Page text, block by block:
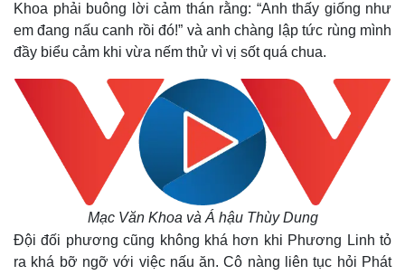
Khoa phải buông lời cảm thán rằng: “Anh thấy giống như
em đang nấu canh rồi đó!” và anh chàng lập tức rùng mình
đầy biểu cảm khi vừa nếm thử vì vị sốt quá chua.
Mạc Văn Khoa và Á hậu Thùy Dung
Đội đối phương cũng không khá hơn khi Phương Linh tỏ
ra khá bỡ ngỡ với việc nấu ăn. Cô nàng liên tục hỏi Phát